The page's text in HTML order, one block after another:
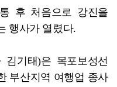
후 처음으로 강진을
행사가 열렸다.
김기태)은 목포보성선
부산지역 여행업 종사